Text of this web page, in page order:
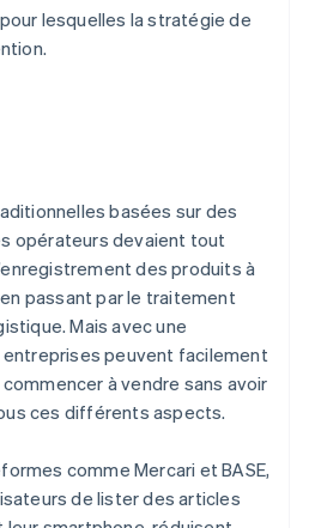
lesquelles la stratégie de
basées sur des
opérateurs devaient tout
des produits à
passant par le traitement
Mais avec une
peuvent facilement
à vendre sans avoir
ces différents aspects.
comme Mercari et BASE,
de lister des articles